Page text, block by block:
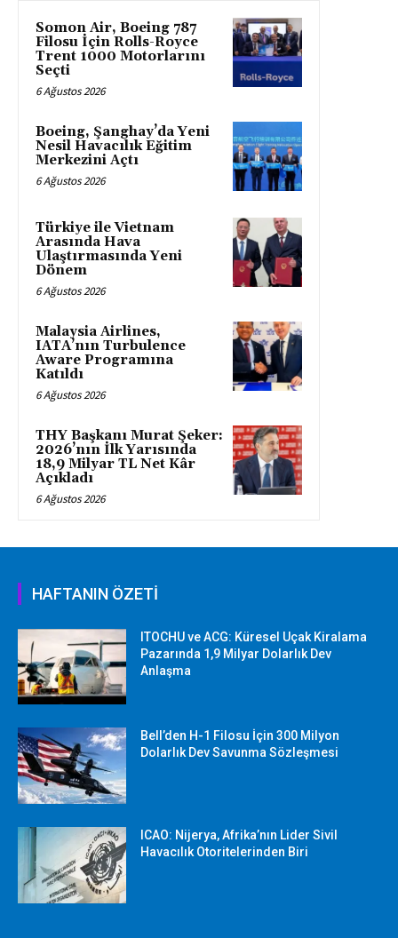
Somon Air, Boeing 787
Filosu İçin Rolls-Royce
Trent 1000 Motorlarını
Seçti
6 Ağustos 2026
Boeing, Şanghay’da Yeni
Nesil Havacılık Eğitim
Merkezini Açtı
6 Ağustos 2026
Türkiye ile Vietnam
Arasında Hava
Ulaştırmasında Yeni
Dönem
6 Ağustos 2026
Malaysia Airlines,
IATA’nın Turbulence
Aware Programına
Katıldı
6 Ağustos 2026
THY Başkanı Murat Şeker:
2026’nın İlk Yarısında
18,9 Milyar TL Net Kâr
Açıkladı
6 Ağustos 2026
HAFTANIN ÖZETİ
ITOCHU ve ACG: Küresel Uçak Kiralama
Pazarında 1,9 Milyar Dolarlık Dev
Anlaşma
Bell’den H-1 Filosu İçin 300 Milyon
Dolarlık Dev Savunma Sözleşmesi
ICAO: Nijerya, Afrika’nın Lider Sivil
Havacılık Otoritelerinden Biri